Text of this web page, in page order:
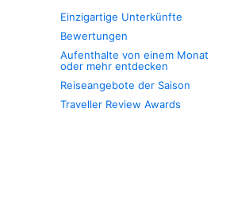
Einzigartige Unterkünfte
Bewertungen
Aufenthalte von einem Monat
oder mehr entdecken
Reiseangebote der Saison
Traveller Review Awards